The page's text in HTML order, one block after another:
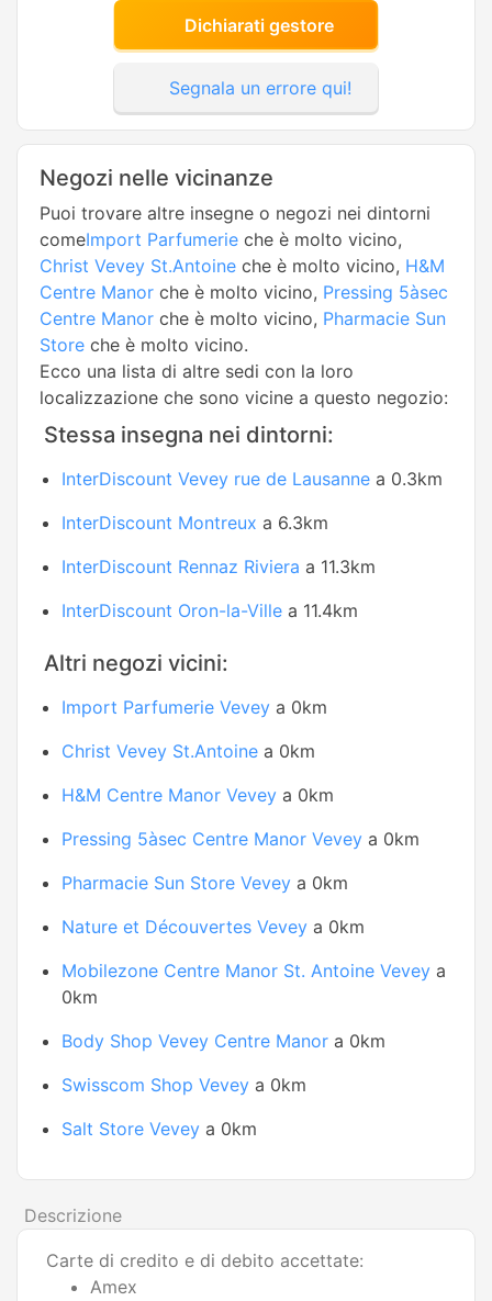
Dichiarati gestore
Segnala un errore qui!
Negozi nelle vicinanze
Puoi trovare altre insegne o negozi nei dintorni
comeImport Parfumerie che è molto vicino,
Christ Vevey St.Antoine che è molto vicino, H&M
Centre Manor che è molto vicino, Pressing 5àsec
Centre Manor che è molto vicino, Pharmacie Sun
Store che è molto vicino.
Ecco una lista di altre sedi con la loro
localizzazione che sono vicine a questo negozio:
Stessa insegna nei dintorni:
InterDiscount Vevey rue de Lausanne a 0.3km
InterDiscount Montreux a 6.3km
InterDiscount Rennaz Riviera a 11.3km
InterDiscount Oron-la-Ville a 11.4km
Altri negozi vicini:
Import Parfumerie Vevey a 0km
Christ Vevey St.Antoine a 0km
H&M Centre Manor Vevey a 0km
Pressing 5àsec Centre Manor Vevey a 0km
Pharmacie Sun Store Vevey a 0km
Nature et Découvertes Vevey a 0km
Mobilezone Centre Manor St. Antoine Vevey a
0km
Body Shop Vevey Centre Manor a 0km
Swisscom Shop Vevey a 0km
Salt Store Vevey a 0km
Descrizione
Carte di credito e di debito accettate:
Amex